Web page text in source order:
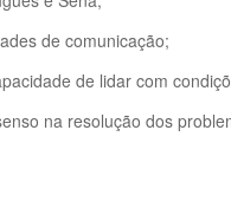
de comunicação;
de lidar com
na resolução dos